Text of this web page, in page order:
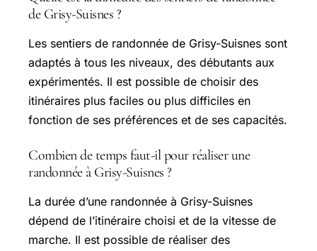
de Grisy-Suisnes ?
Les sentiers de randonnée de Grisy-Suisnes sont
adaptés à tous les niveaux, des débutants aux
expérimentés. Il est possible de choisir des
itinéraires plus faciles ou plus difficiles en
fonction de ses préférences et de ses capacités.
Combien de temps faut-il pour réaliser une
randonnée à Grisy-Suisnes ?
La durée d’une randonnée à Grisy-Suisnes
dépend de l’itinéraire choisi et de la vitesse de
marche. Il est possible de réaliser des